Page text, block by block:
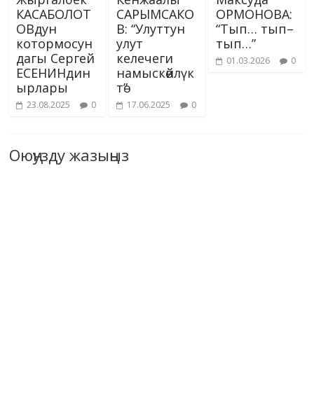
КАСАБОЛОТ
ОВдун
котормосун
дагы Сергей
ЕСЕНИНдин
ырлары
23.08.2025 0
САРЫМСАКО
В: “Улуттун
улут
келечеги
намыскөйлүк
тө”
17.06.2025 0
ОРМОНОВА:
“Тып… тып–
тып…”
01.03.2026 0
Оюңузду жазыңыз